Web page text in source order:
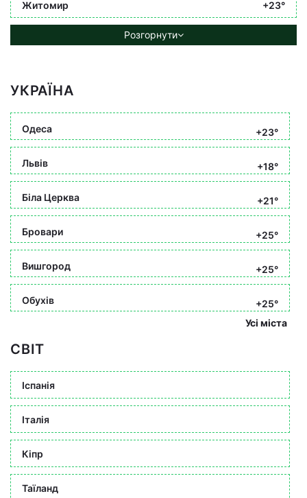
Житомир +23°
Розгорнути
УКРАЇНА
Одеса +23°
Львів +18°
Біла Церква +21°
Бровари +25°
Вишгород +25°
Обухів
+25°
Усі міста
СВІТ
Іспанія
Італія
Кіпр
Таїланд